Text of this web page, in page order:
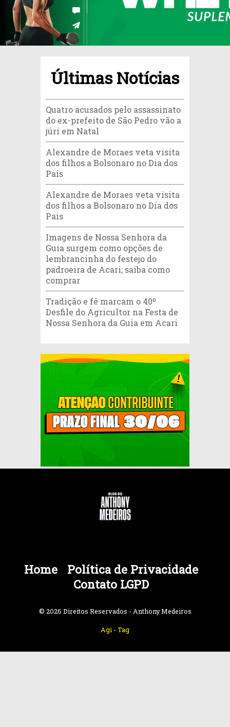
Últimas Notícias
Quatro acusados pelo assassinato
do ex-prefeito de São Pedro vão a
júri em Natal
Alexandre de Moraes veta visita
dos filhos a Bolsonaro no Dia dos
Pais
Alexandre de Moraes veta visita
dos filhos a Bolsonaro no Dia dos
Pais
Imagens de Nossa Senhora da
Guia surgem como opções de
lembrancinha do festejo do
padroeira de Acari; saiba como
comprar
Tradição e fé marcam o 40º
Desfile do Agricultor na Festa de
Nossa Senhora da Guia em Acari
Home
Política de Privacidade
Contato LGPD
© 2026 Direitos Reservados - Anthony Medeiros
Agi - Tag